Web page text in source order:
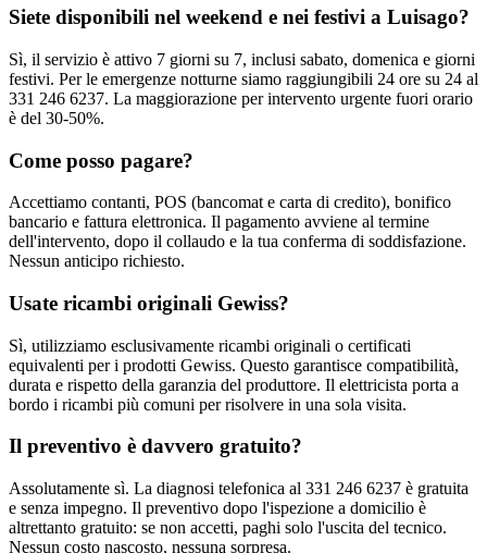
Siete disponibili nel weekend e nei festivi a Luisago?
Sì, il servizio è attivo 7 giorni su 7, inclusi sabato, domenica e giorni
festivi. Per le emergenze notturne siamo raggiungibili 24 ore su 24 al
331 246 6237. La maggiorazione per intervento urgente fuori orario
è del 30-50%.
Come posso pagare?
Accettiamo contanti, POS (bancomat e carta di credito), bonifico
bancario e fattura elettronica. Il pagamento avviene al termine
dell'intervento, dopo il collaudo e la tua conferma di soddisfazione.
Nessun anticipo richiesto.
Usate ricambi originali Gewiss?
Sì, utilizziamo esclusivamente ricambi originali o certificati
equivalenti per i prodotti Gewiss. Questo garantisce compatibilità,
durata e rispetto della garanzia del produttore. Il elettricista porta a
bordo i ricambi più comuni per risolvere in una sola visita.
Il preventivo è davvero gratuito?
Assolutamente sì. La diagnosi telefonica al 331 246 6237 è gratuita
e senza impegno. Il preventivo dopo l'ispezione a domicilio è
altrettanto gratuito: se non accetti, paghi solo l'uscita del tecnico.
Nessun costo nascosto, nessuna sorpresa.